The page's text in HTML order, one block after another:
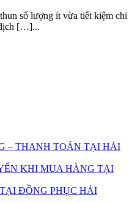
số lượng ít vừa tiết kiệm chi
[…]...
– THANH TOÁN TẠI HẢI
KHI MUA HÀNG TẠI
ĐỒNG PHỤC HẢI